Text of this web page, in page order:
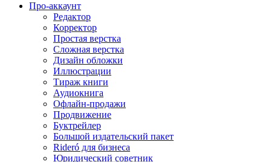
Про-аккаунт
Редактор
Корректор
Простая верстка
Сложная верстка
Дизайн обложки
Иллюстрации
Тираж книги
Аудиокнига
Офлайн-продажи
Продвижение
Буктрейлер
Большой издательский пакет
Rideró для бизнеса
Юридический советник